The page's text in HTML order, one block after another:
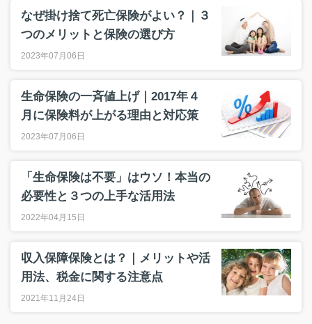
なぜ掛け捨て死亡保険がよい？｜３
つのメリットと保険の選び方
2023年07月06日
生命保険の一斉値上げ｜2017年４
月に保険料が上がる理由と対応策
2023年07月06日
「生命保険は不要」はウソ！本当の
必要性と３つの上手な活用法
2022年04月15日
収入保障保険とは？｜メリットや活
用法、税金に関する注意点
2021年11月24日